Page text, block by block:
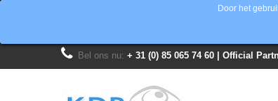
Bel ons nu: + 31 (0) 85 065 74 60 | Official
Door het